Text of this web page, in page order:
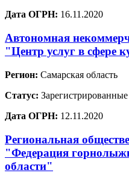
Дата ОГРН: 16.11.2020
Автономная
"Центр услуг в
Регион: Самарская область
Статус: Зарегистрированные
Дата ОГРН: 12.11.2020
Региональная
"Федерация
области"